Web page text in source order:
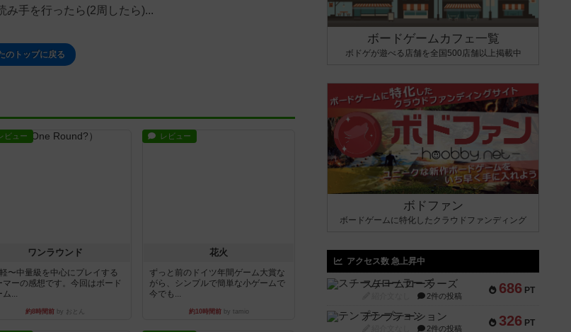
み手を行ったら(2周したら)...
のトップに戻る
ビュー
ワンラウンド
〜中量級を中心にプレイする
マーの感想です。今回はボード
ム...
約8時間前 by おとん
レビュー
花火
ずっと前のドイツ年間ゲーム大賞な
がら、シンプルで簡単な小ゲームで
今でも...
約10時間前by tamio
ボードゲームカフェ一覧
ボドゲが遊べる店舗を全国500店舗以上掲載中
ボドファン
ボードゲームに特化したクラウドファンディング
アクセス数 急上昇中
686 PT
スチームローラーズ
2件の投稿
326 PT
テンプテーション
2件の投稿